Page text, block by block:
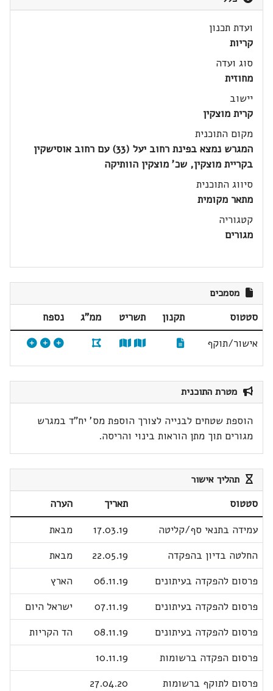
ועדת תכנון
קריות
סוג ועדה
מחוזית
יישוב
קרית מוצקין
מקום התוכנית
המגרש נמצא בפינת רחוב יעל (33) עם רחוב אוסישקין
בקריית מוצקין, שכ' מוצקין הוותיקה
סיווג התוכנית
מתאר מקומית
קטגוריה
מגורים
מסמכים
סטטוס תקנון תשריט ממ"ג
נספח
אישור/תוקף
מטרת התוכנית
הוספת שטחים לבנייה לצורך הוספת מס' יח"ד במגרש
מגורים תוך מתן הוראות בינוי והריסה.
תהליך אישור
סטטוס תאריך
הערה
עמידה בתנאי סף/קליטה
17.03.19
מבאת
החלטה בדיון בהפקדה
22.05.19
מבאת
פרסום להפקדה בעיתונים
06.11.19
הארץ
פרסום להפקדה בעיתונים
07.11.19
ישראל היום
פרסום להפקדה בעיתונים
08.11.19
הד הקריות
פרסום הפקדה ברשומות
10.11.19
פרסום לתוקף ברשומות
27.04.20